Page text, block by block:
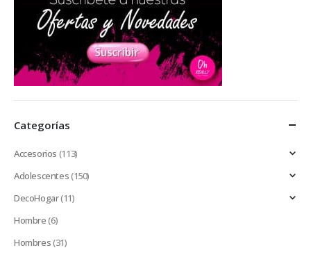
Categorías
Accesorios (113)
Adolescentes(150)
DecoHogar(11)
Hombre(6)
Hombres(31)